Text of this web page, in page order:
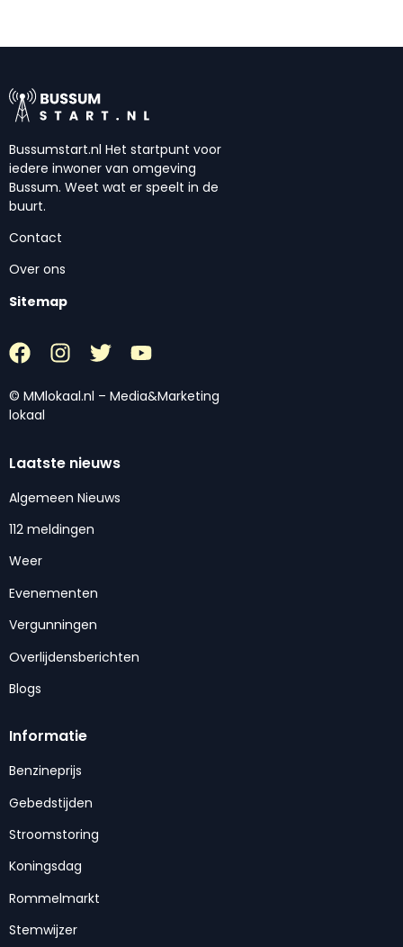
Bussumstart.nl Het startpunt voor
iedere inwoner van omgeving
Bussum. Weet wat er speelt in de
buurt.
Contact
Over ons
Sitemap
© MMlokaal.nl – Media&Marketing
lokaal
Laatste nieuws
Algemeen Nieuws
112 meldingen
Weer
Evenementen
Vergunningen
Overlijdensberichten
Blogs
Informatie
Benzineprijs
Gebedstijden
Stroomstoring
Koningsdag
Rommelmarkt
Stemwijzer